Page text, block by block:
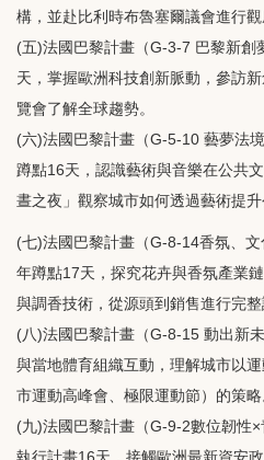
構，並赴比利時布魯塞爾議會進行觀
(五)法國巴黎計畫（G-3-7 巴黎新創
天，掌握歐洲科技創新脈動，參訪
覽會了解全球趨勢。
(六)法國巴黎計畫（G-5-10 藝夢法
蹲點16天，認識藝術與音樂在公共
晝之夜」觀察城市如何透過藝術提升
(七)法國巴黎計畫（G-8-14香氛、
年蹲點17天，探究花卉與香氛產業
與調香技術，從源頭到銷售進行完整
(八)法國巴黎計畫（G-8-15 動出新
與當地體育組織互動，理解城市以
市運動高峰會、極限運動節）的策略
(九)法國巴黎計畫（G-9-2數位韌性